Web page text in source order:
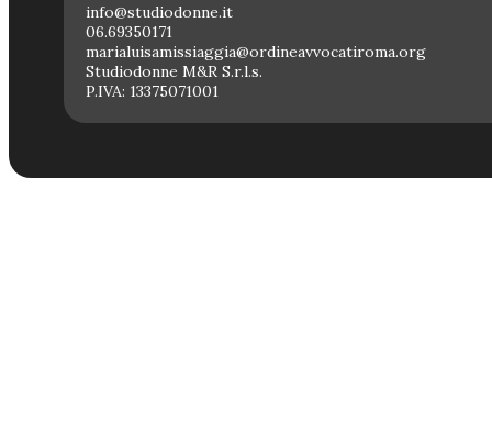
info@studiodonne.it
06.69350171
marialuisamissiaggia@ordineavvocatiroma.org
Studiodonne M&R S.r.l.s.
P.IVA: 13375071001